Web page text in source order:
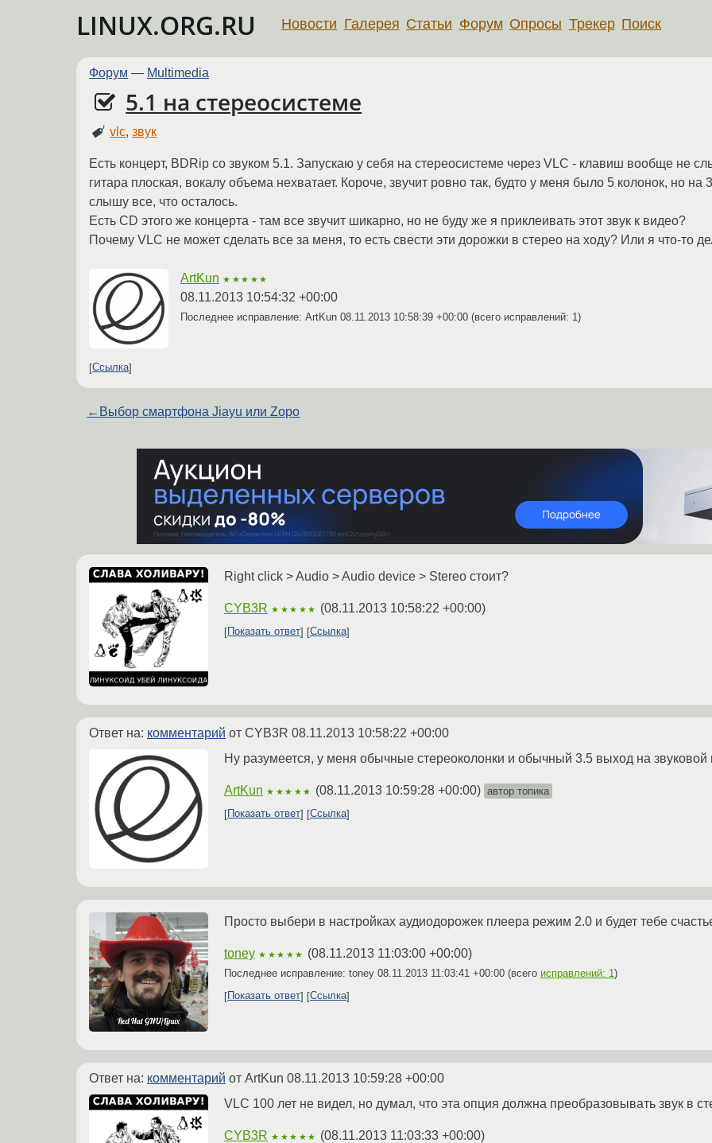
LINUX.ORG.RU Новости Галерея Статьи Форум Опросы Трекер Поиск
Форум — Multimedia
5.1 на стереосистеме
vlc,звук
Есть концерт, BDRip со звуком 5.1. Запускаю у себя на стереосистеме через VLC - клавиш вообще не
гитара плоская, вокалу объема нехватает. Короче, звучит ровно так, будто у меня было 5 колонок, но на
слышу все, что осталось.
Есть CD этого же концерта - там все звучит шикарно, но не буду же я приклеивать этот звук к видео?
Почему VLC не может сделать все за меня, то есть свести эти дорожки в стерео на ходу? Или я что-то
ArtKun ★★★★★
08.11.2013 10:54:32 +00:00
Последнее исправление: ArtKun 08.11.2013 10:58:39 +00:00 (всего исправлений: 1)
Ссылка
← Выбор смартфона Jiayu или Zopo
Right click > Audio > Audio device > Stereo стоит?
CYB3R ★★★★★ (08.11.2013 10:58:22 +00:00)
Показать ответ Ссылка
Ответ на: комментарий от CYB3R 08.11.2013 10:58:22 +00:00
Ну разумеется, у меня обычные стереоколонки и обычный 3.5 выход на звуковой
ArtKun ★★★★★ (08.11.2013 10:59:28 +00:00) автор топика
Показать ответ
Ссылка
Просто выбери в настройках аудиодорожек плеера режим 2.0 и будет тебе
toney ★★★★★ (08.11.2013 11:03:00 +00:00)
Последнее исправление: toney 08.11.2013 11:03:41 +00:00 (всего исправлений: 1 )
Показать ответ
Ссылка
Ответ на: комментарий от ArtKun 08.11.2013 10:59:28 +00:00
VLC 100 лет не видел, но думал, что эта опция должна преобразовывать звук в
CYB3R ★★★★★ (08.11.2013 11:03:33 +00:00)